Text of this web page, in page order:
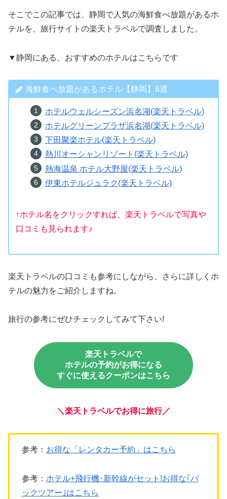
そこでこの記事では、静岡で人気の海鮮食べ放題があるホ
テルを、旅行サイトの楽天トラベルで調査しました。
▼静岡にある、おすすめのホテルはこちらです
海鮮食べ放題があるホテル【静岡】6選
ホテルウェルシーズン浜名湖(楽天トラベル)
ホテルグリーンプラザ浜名湖(楽天トラベル)
下田聚楽ホテル(楽天トラベル)
熱川オーシャンリゾート(楽天トラベル)
熱海温泉 ホテル大野屋(楽天トラベル)
伊東ホテルジュラク(楽天トラベル)
↑ホテル名をクリックすれば、楽天トラベルで写真や
口コミも見られます♪
楽天トラベルの口コミも参考にしながら、さらに詳しくホ
テルの魅力をご紹介しますね。
旅行の参考にぜひチェックしてみて下さい!
楽天トラベルで
ホテルの予約がお得になる
すぐに使えるクーポンはこちら
＼ 楽天トラベルでお得に旅行／
参考： お得な「レンタカー予約」はこちら
参考： ホテル+飛行機･新幹線がセット!お得な｢パ
ックツアー｣はこちら